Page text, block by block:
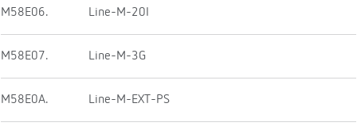
M58E06. Line-M-20I
M58E07. Line-M-3G
M58E0A. Line-M-EXT-PS